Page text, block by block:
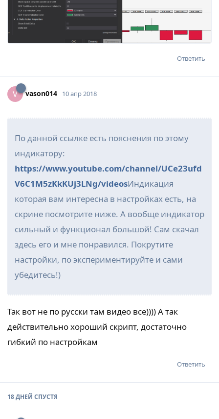
Ответить
V vason014 10 апр 2018
По данной ссылке есть пояснения по этому
индикатору:
https://www.youtube.com/channel/UCe23ufd
V6C1M5zKkKUj3LNg/videosИндикация
которая вам интересна в настройках есть, на
скрине посмотрите ниже. А вообще индикатор
сильный и функционал большой! Сам скачал
здесь его и мне понравился. Покрутите
настройки, по экспериментируйте и сами
убедитесь!)
Так вот не по русски там видео все)))) А так
действительно хороший скрипт, достаточно
гибкий по настройкам
Ответить
18 ДНЕЙ СПУСТЯ